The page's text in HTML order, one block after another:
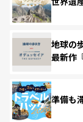
地球の
最新作
準備も